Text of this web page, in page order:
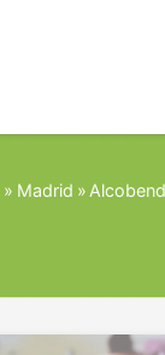
» Madrid »